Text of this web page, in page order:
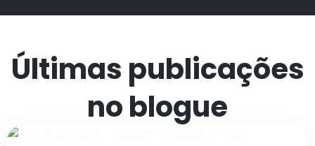
Últimas publicações
no blogue